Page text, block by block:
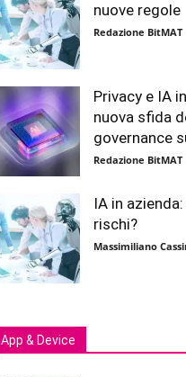
nuove regole
Redazione BitMAT
Privacy e IA
nuova sfida
governance
Redazione BitMAT
IA in
rischi?
Massimiliano
App & Device